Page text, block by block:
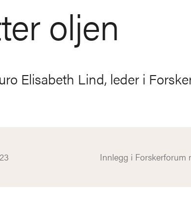
oljen
Elisabeth Lind, leder i
Innlegg i Forskerforum